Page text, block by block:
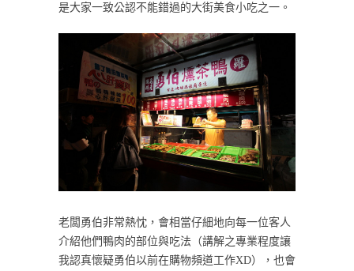
是大家一致公認不能錯過的大街美食小吃之一。
老闆勇伯非常熱忱，會相當仔細地向每一位客人
介紹他們鴨肉的部位與吃法（講解之專業程度讓
我認真懷疑勇伯以前在購物頻道工作XD），也會